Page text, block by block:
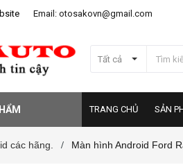
Email: otosakovn@gmail.com
Tất cả
TRANG CHỦ SẢN
các hãng. / Màn hình Android Ford